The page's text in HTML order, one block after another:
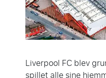
Liverpool FC blev